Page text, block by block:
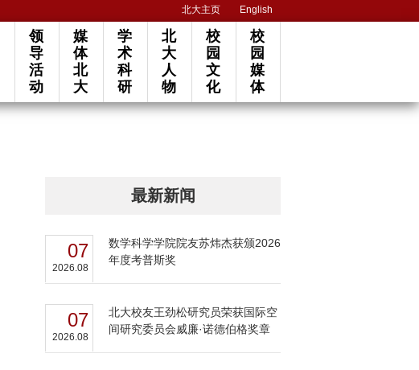
北大主页 English
领
导
活
动
媒
体
北
大
学
术
科
研
北
大
人
物
校
园
文
化
校
园
媒
体
最新新闻
07
2026.08
数学科学学院院友苏炜杰获颁2026
年度考普斯奖
07
2026.08
北大校友王劲松研究员荣获国际空
间研究委员会威廉·诺德伯格奖章